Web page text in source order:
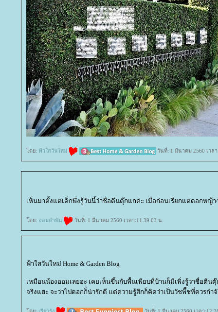
ดย: ฟ้าใสวันใหม่ วันที่: 1 มีนาคม 2560 เวล
เห็นมาตั้งแต่เด็กพึ่งรู้วันนี้ว่าชื่อตีนตุ๊กแกค่ะ เมื่อก่อนเรียกแต่ดอกหญ้า
ดย: ออมอำพัน วันที่: 1 มีนาคม 2560 เวลา:11:39:03 น.
ฟ้าใสวันใหม่ Home & Garden Blog
เหมือนน้องออมเลยอะ เคยเห็นขึ้นกับพื้นเพียบที่บ้านก็มีเพิ่งรู้ว่าชื่อตีน
จริงแฮะ จะว่าไปดอกก็น่ารักดี แต่ความรู้สึกก็คิดว่าเป็นวัชพิืชที่ควรกำ
ดย: เรียวรุ้ง วันที่: 1 มีนาคม 2560 เวลา